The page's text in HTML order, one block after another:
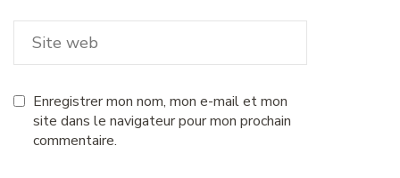
Enregistrer mon nom, mon e-mail et mon
site dans le navigateur pour mon prochain
commentaire.